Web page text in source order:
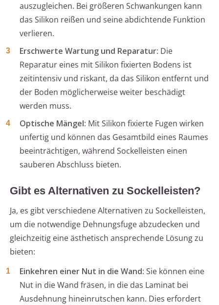
auszugleichen. Bei größeren Schwankungen kann
das Silikon reißen und seine abdichtende Funktion
verlieren.
Erschwerte Wartung und Reparatur: Die
Reparatur eines mit Silikon fixierten Bodens ist
zeitintensiv und riskant, da das Silikon entfernt und
der Boden möglicherweise weiter beschädigt
werden muss.
Optische Mängel: Mit Silikon fixierte Fugen wirken
unfertig und können das Gesamtbild eines Raumes
beeinträchtigen, während Sockelleisten einen
sauberen Abschluss bieten.
Gibt es Alternativen zu Sockelleisten?
Ja, es gibt verschiedene Alternativen zu Sockelleisten,
um die notwendige Dehnungsfuge abzudecken und
gleichzeitig eine ästhetisch ansprechende Lösung zu
bieten:
Einkehren einer Nut in die Wand: Sie können eine
Nut in die Wand fräsen, in die das Laminat bei
Ausdehnung hineinrutschen kann. Dies erfordert